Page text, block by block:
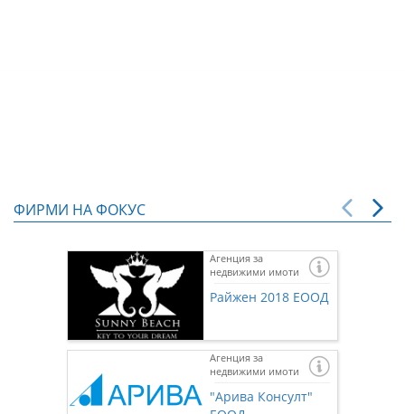
ФИРМИ НА ФОКУС
Агенция за
недвижими имоти
Райжен 2018 ЕООД
Агенция за
недвижими имоти
"Арива Консулт"